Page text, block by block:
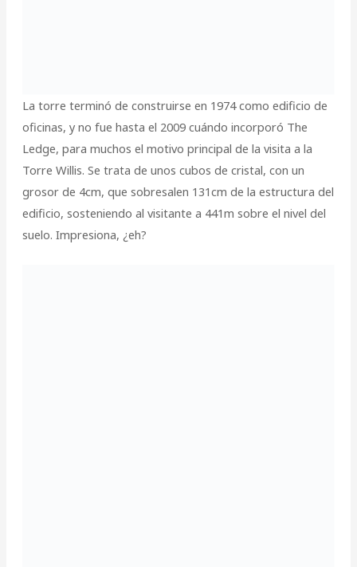
La torre terminó de construirse en 1974 como edificio de
oficinas, y no fue hasta el 2009 cuándo incorporó The
Ledge, para muchos el motivo principal de la visita a la
Torre Willis. Se trata de unos cubos de cristal, con un
grosor de 4cm, que sobresalen 131cm de la estructura del
edificio, sosteniendo al visitante a 441m sobre el nivel del
suelo. Impresiona, ¿eh?